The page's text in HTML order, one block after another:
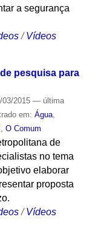
a segurança
/Vídeos
pesquisa para
2015 — última
em: Água,
, O Comum
de
no tema
elaborar
proposta
/ Vídeos